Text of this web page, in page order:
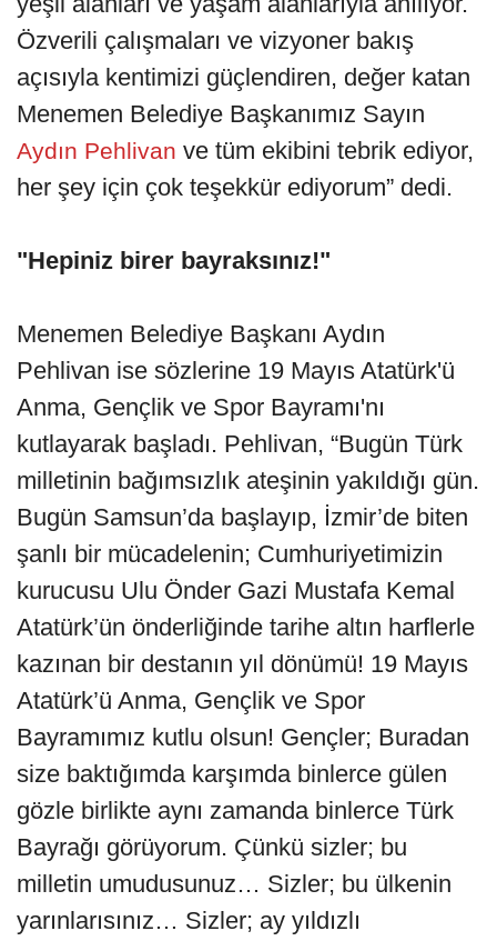
Özverili çalışmaları ve vizyoner bakış
açısıyla kentimizi güçlendiren, değer katan
Menemen Belediye Başkanımız Sayın
Aydın Pehlivan ve tüm ekibini tebrik ediyor,
her şey için çok teşekkür ediyorum” dedi.
"Hepiniz birer bayraksınız!"
Menemen Belediye Başkanı Aydın
Pehlivan ise sözlerine 19 Mayıs Atatürk'ü
Anma, Gençlik ve Spor Bayramı'nı
kutlayarak başladı. Pehlivan, “Bugün Türk
milletinin bağımsızlık ateşinin yakıldığı gün.
Bugün Samsun’da başlayıp, İzmir’de biten
şanlı bir mücadelenin; Cumhuriyetimizin
kurucusu Ulu Önder Gazi Mustafa Kemal
Atatürk’ün önderliğinde tarihe altın harflerle
kazınan bir destanın yıl dönümü! 19 Mayıs
Atatürk’ü Anma, Gençlik ve Spor
Bayramımız kutlu olsun! Gençler; Buradan
size baktığımda karşımda binlerce gülen
gözle birlikte aynı zamanda binlerce Türk
Bayrağı görüyorum. Çünkü sizler; bu
milletin umudusunuz… Sizler; bu ülkenin
yarınlarısınız… Sizler; ay yıldızlı